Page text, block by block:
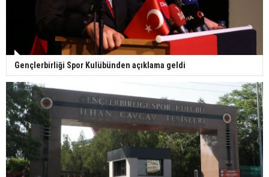
Gençlerbirliği Spor Kulübünden açıklama geldi